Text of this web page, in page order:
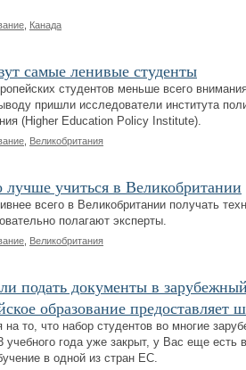
Канада
самые ленивые студенты
студентов меньше всего
пришли исследователи института
(Higher Education Policy Institute).
Великобритания
лучше учиться в Великобритании
всего в Великобритании получать
полагают эксперты.
Великобритания
подать документы в
образование предоставляет
на то, что набор студентов во многие
учебного года уже закрыт, у Вас еще есть
в одной из стран ЕС.